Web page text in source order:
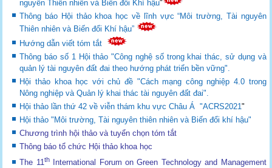
nguyên Thiên nhiên và Biến đổi Khí hậu"
Thông báo Hội thảo khoa học về lĩnh vực “Môi trường, Tài nguyên
Thiên nhiên và Biến đổi Khí hậu”
Hướng dẫn viết tóm tắt
Thông báo số 1 Hội thảo "Công nghệ số trong khai thác, sử dụng và
quản lý tài nguyên đất đai theo hướng phát triển bền vững".
Hội thảo khoa học với chủ đề "Cách mạng công nghiệp 4.0 trong
Nông nghiệp và Quản lý khai thác tài nguyên đất đai".
Hội thảo lần thứ 42 về viễn thám khu vực Châu Á "ACRS2021"
Hội thảo "Môi trường, Tài nguyên thiên nhiên và Biến đổi khí hậu"
Chương trình hội thảo và tuyển chọn tóm tắt
Thông báo tổ chức Hội thảo khoa học
The 11thInternational Forum on Green Technology and Management